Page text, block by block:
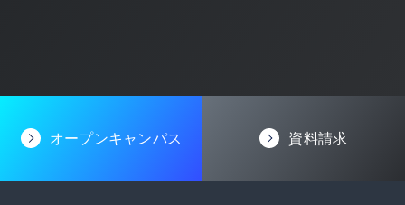
オープンキャンパス 資料請求